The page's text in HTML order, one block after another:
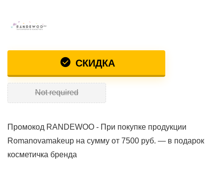
СКИДКА
Not required
Промокод RANDEWOO - При покупке продукции
Romanovamakeup на сумму от 7500 руб. — в подарок
косметичка бренда